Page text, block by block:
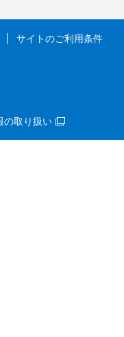
サイトのご利用条件
の取り扱い